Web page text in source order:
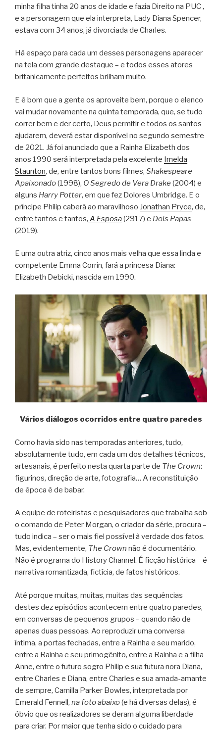
minha filha tinha 20 anos de idade e fazia Direito na PUC ,
e a personagem que ela interpreta, Lady Diana Spencer,
estava com 34 anos, já divorciada de Charles.
Há espaço para cada um desses personagens aparecer
na tela com grande destaque – e todos esses atores
britanicamente perfeitos brilham muito.
E é bom que a gente os aproveite bem, porque o elenco
vai mudar novamente na quinta temporada, que, se tudo
correr bem e der certo, Deus permitir e todos os santos
ajudarem, deverá estar disponível no segundo semestre
de 2021. Já foi anunciado que a Rainha Elizabeth dos
anos 1990 será interpretada pela excelente Imelda
Staunton, de, entre tantos bons filmes, Shakespeare
Apaixonado(1998), O Segredo de Vera Drake (2004) e
alguns Harry Potter, em que fez Dolores Umbridge. E o
príncipe Philip caberá ao maravilhoso Jonathan Pryce, de,
entre tantos e tantos, A Esposa(2917) e Dois Papas
(2019).
E uma outra atriz, cinco anos mais velha que essa linda e
competente Emma Corrin, fará a princesa Diana:
Elizabeth Debicki, nascida em 1990.
Vários diálogos ocorridos entre quatro paredes
Como havia sido nas temporadas anteriores, tudo,
absolutamente tudo, em cada um dos detalhes técnicos,
artesanais, é perfeito nesta quarta parte de The Crown:
figurinos, direção de arte, fotografia… A reconstituição
de época é de babar.
A equipe de roteiristas e pesquisadores que trabalha sob
o comando de Peter Morgan, o criador da série, procura –
tudo indica – ser o mais fiel possível à verdade dos fatos.
Mas, evidentemente, The Crown não é documentário.
Não é programa do History Channel. É ficção histórica – é
narrativa romantizada, fictícia, de fatos históricos.
Até porque muitas, muitas, muitas das sequências
destes dez episódios acontecem entre quatro paredes,
em conversas de pequenos grupos – quando não de
apenas duas pessoas. Ao reproduzir uma conversa
íntima, a portas fechadas, entre a Rainha e seu marido,
entre a Rainha e seu primogênito, entre a Rainha e a filha
Anne, entre o futuro sogro Philip e sua futura nora Diana,
entre Charles e Diana, entre Charles e sua amada-amante
de sempre, Camilla Parker Bowles, interpretada por
Emerald Fennell, na foto abaixo(e há diversas delas), é
óbvio que os realizadores se deram alguma liberdade
para criar. Por maior que tenha sido o cuidado para